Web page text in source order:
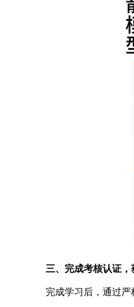
三、完成考核认证
完成学习后，通过严